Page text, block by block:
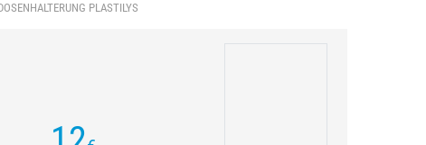
PLASTILYS